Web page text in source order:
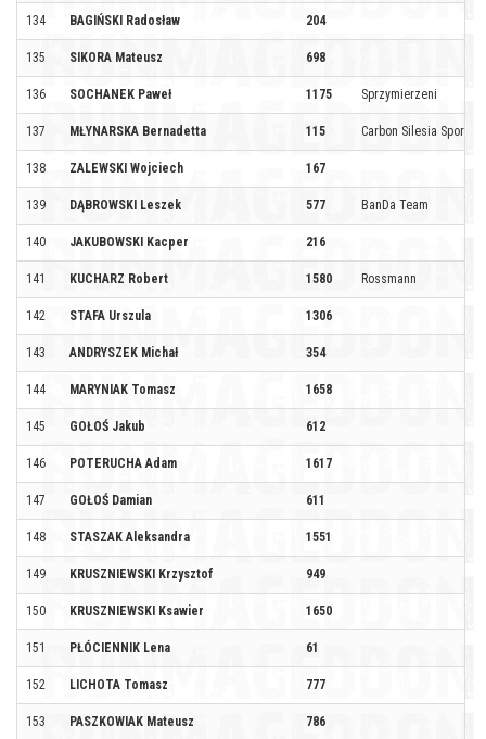
134 BAGIŃSKI Radosław 204
135 SIKORA Mateusz 698
136 SOCHANEK Paweł 1175 Sprzymierzeni
137 MŁYNARSKA Bernadetta 115 Carbon Silesia Sport
138 ZALEWSKI Wojciech 167
139 DĄBROWSKI Leszek 577 BanDa Team
140 JAKUBOWSKI Kacper 216
141 KUCHARZ Robert 1580 Rossmann
142 STAFA Urszula 1306
143 ANDRYSZEK Michał 354
144 MARYNIAK Tomasz 1658
145 GOŁOŚ Jakub 612
146 POTERUCHA Adam 1617
147 GOŁOŚ Damian 611
148 STASZAK Aleksandra 1551
149 KRUSZNIEWSKI Krzysztof 949
150 KRUSZNIEWSKI Ksawier 1650
151 PŁÓCIENNIK Lena 61
152 LICHOTA Tomasz 777
153 PASZKOWIAK Mateusz 786